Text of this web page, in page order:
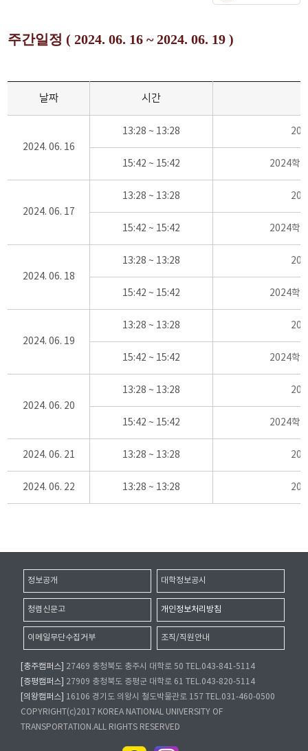
주간일정 ( 2024. 06. 16 ~ 2024. 06. 19 )
날짜 시간
2024. 06. 16
13:28 ~ 13:28
15:42 ~ 15:42 2024학
2024. 06. 17
13:28 ~ 13:28
15:42 ~ 15:42 2024학
2024. 06. 18
13:28 ~ 13:28
15:42 ~ 15:42 2024학
2024. 06. 19
13:28 ~ 13:28
15:42 ~ 15:42 2024학
2024. 06. 20
13:28 ~ 13:28
15:42 ~ 15:42 2024학
2024. 06. 21 13:28 ~ 13:28
2024. 06. 22 13:28 ~ 13:28
정보공개 대학정보공시
청렴신문고 개인정보처리방침
이메일무단수집거부 조직/직원안내
[충주캠퍼스]
27469 충청북도 충주시 대학로 50 TEL.043-841-5114
[증평캠퍼스]
27909 충청북도 증평군 대학로 61 TEL.043-820-5114
[의왕캠퍼스]
16106 경기도 의왕시 철도박물관로 157 TEL.031-460-0500
COPYRIGHT(c)2017 KOREA NATIONAL UNIVERSITY OF
TRANSPORTATION.ALL RIGHTS RESERVED